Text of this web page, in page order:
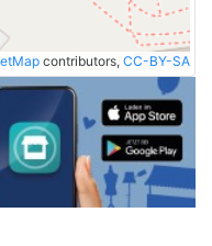
contributors, CC-BY-SA